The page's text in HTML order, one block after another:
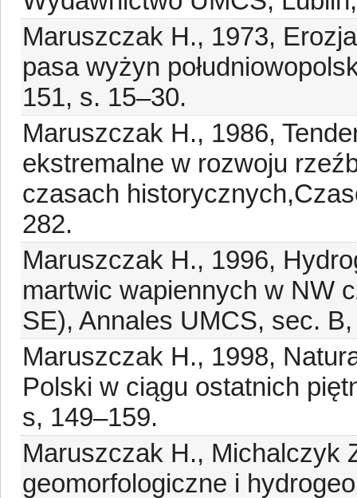
Maruszczak H., 1973,
pasa wyżyn
151, s. 15–30.
Maruszczak H., 1986,
ekstremalne w rozwoju
czasach
282.
Maruszczak H., 1996,
martwic wapiennych w NW
SE), Annales UMCS, sec.
Maruszczak H., 1998,
Polski w ciągu ostatnich
s, 149–159.
Maruszczak H., Michalczyk
geomorfologiczne i